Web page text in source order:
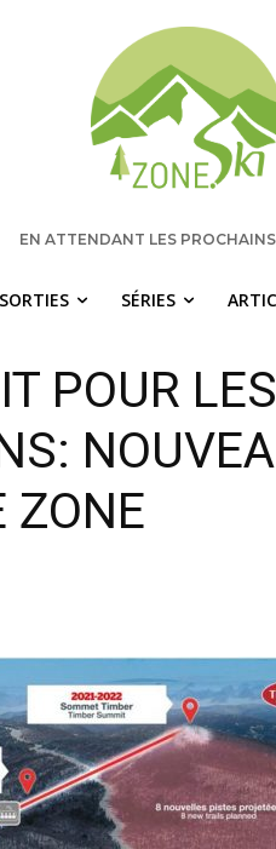
EN ATTENDANT LES
SORTIES SÉRIES
POUR LES
ZONE